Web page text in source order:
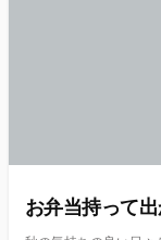
お弁当持って